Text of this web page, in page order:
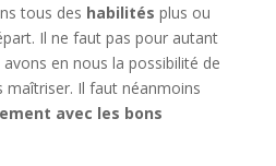
tous des habilités plus ou
Il ne faut pas pour autant
en nous la possibilité de
maîtriser. Il faut néanmoins
avec les bons